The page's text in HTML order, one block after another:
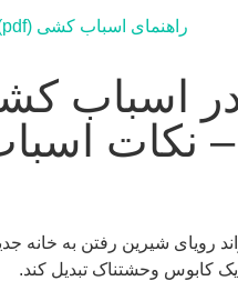
راهنمای اسباب کشی (pdf)
در اسباب
– نکات
شیرین رفتن به خانه
یک کابوس وحشتناک تبدیل کند.